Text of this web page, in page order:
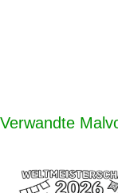
Verwandte